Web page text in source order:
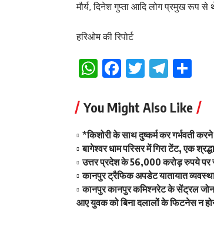
मौर्य, दिनेश गुप्ता आदि लोग प्रमुख रूप से
हरिओम की रिपोर्ट
WhatsApp
Facebook
Twitter
You Might Also Like
*किशोरी के साथ दुष्कर्म कर गर्भवती करने
बागेश्वर धाम परिसर में गिरा टेंट, एक
उत्तर प्रदेश के 56,000 करोड़ रुपये पर
कानपुर ट्रैफिक अपडेट यातायात
कानपुर कानपुर कमिश्नरेट के सेंट्रल
आए युवक को बिना दलालों के फिटनेस न